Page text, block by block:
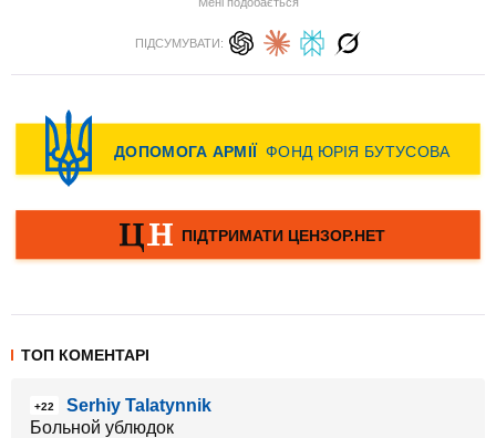
ПІДСУМУВАТИ:
ТОП КОМЕНТАРІ
+22
Serhiy Talatynnik
Больной ублюдок